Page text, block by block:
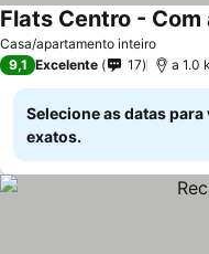
Casa/apartamento inteiro
9,1 Excelente 17 a 1.0
Selecione as datas
exatos.